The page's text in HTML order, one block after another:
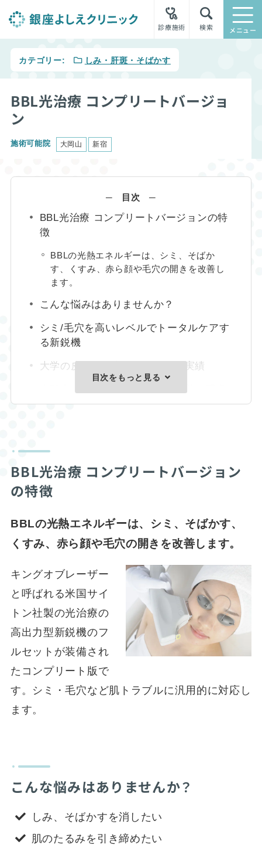
診療施術 検索 メニュー
カテゴリー: しみ・肝斑・そばかす
BBL光治療 コンプリートバージョ
ン
施術可能院 大岡山 新宿
─ 目次 ─
BBL光治療 コンプリートバージョンの特
徴
BBLの光熱エネルギーは、シミ、そばか
す、くすみ、赤ら顔や毛穴の開きを改善し
ます。
こんな悩みはありませんか？
シミ/毛穴を高いレベルでトータルケアす
る新鋭機
大学の皮膚科研究に用いられた実績
目次をもっと見る
BBL光治療 コンプリートバージョン
の特徴
BBLの光熱エネルギーは、シミ、そばかす、
くすみ、赤ら顔や毛穴の開きを改善します。
キングオブレーザー
と呼ばれる米国サイ
トン社製の光治療の
高出力型新鋭機のフ
ルセットが装備され
たコンプリート版で
す。シミ・毛穴など肌トラブルに汎用的に対応し
ます。
こんな悩みはありませんか？
しみ、そばかすを消したい
肌のたるみを引き締めたい